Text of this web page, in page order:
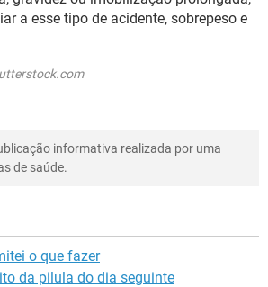
a esse tipo de acidente, sobrepeso e
informativa realizada por uma
de saúde.
o que fazer
da pilula do dia seguinte